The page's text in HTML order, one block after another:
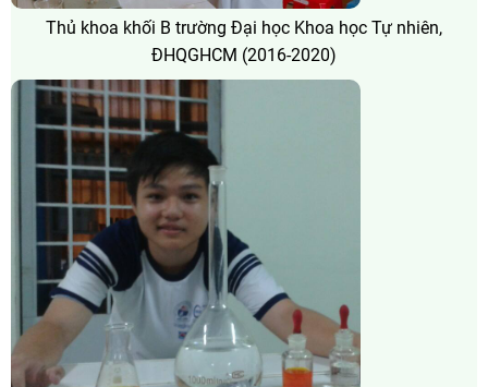
Thủ khoa khối B trường Đại học Khoa học Tự nhiên,
ĐHQGHCM (2016-2020)